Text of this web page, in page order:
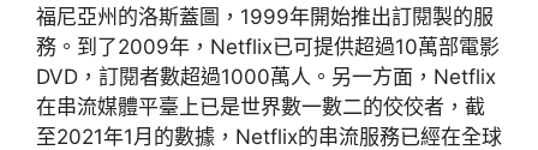
福尼亞州的洛斯蓋圖，1999年開始推出訂閱製的服
務。到了2009年，Netflix已可提供超過10萬部電影
DVD，訂閱者數超過1000萬人。另一方面，Netflix
在串流媒體平臺上已是世界數一數二的佼佼者，截
至2021年1月的數據，Netflix的串流服務已經在全球